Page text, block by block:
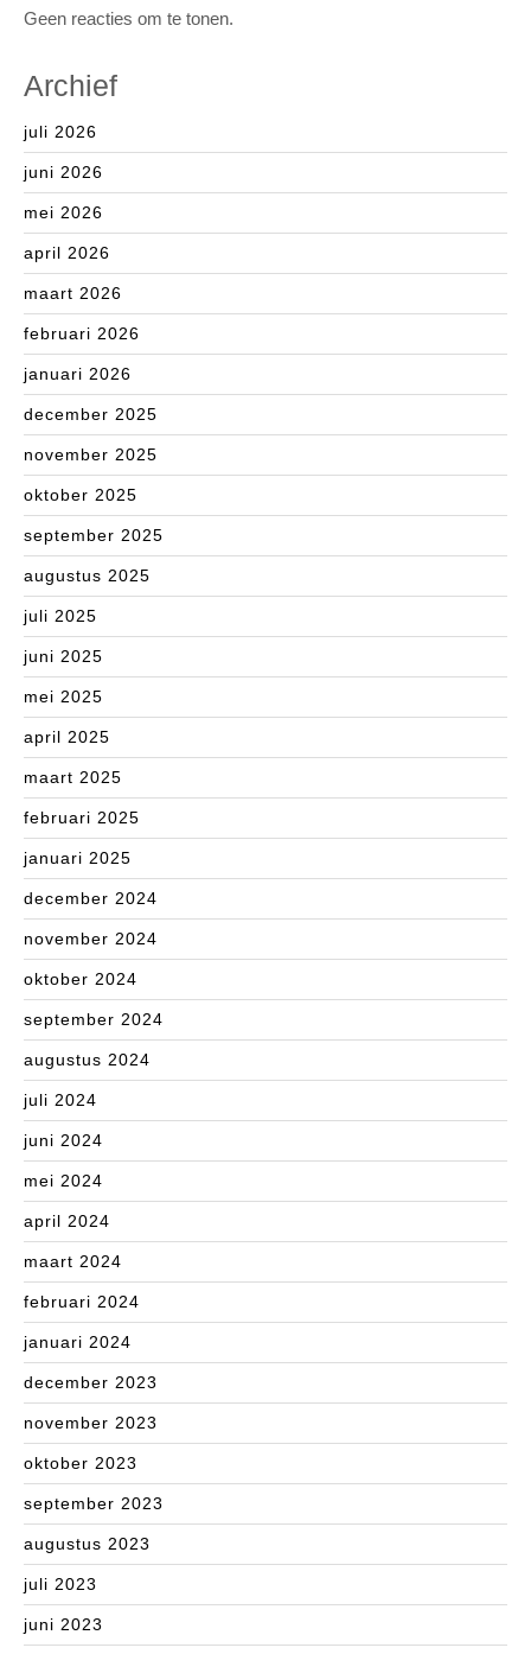
Geen reacties om te tonen.
Archief
juli 2026
juni 2026
mei 2026
april 2026
maart 2026
februari 2026
januari 2026
december 2025
november 2025
oktober 2025
september 2025
augustus 2025
juli 2025
juni 2025
mei 2025
april 2025
maart 2025
februari 2025
januari 2025
december 2024
november 2024
oktober 2024
september 2024
augustus 2024
juli 2024
juni 2024
mei 2024
april 2024
maart 2024
februari 2024
januari 2024
december 2023
november 2023
oktober 2023
september 2023
augustus 2023
juli 2023
juni 2023